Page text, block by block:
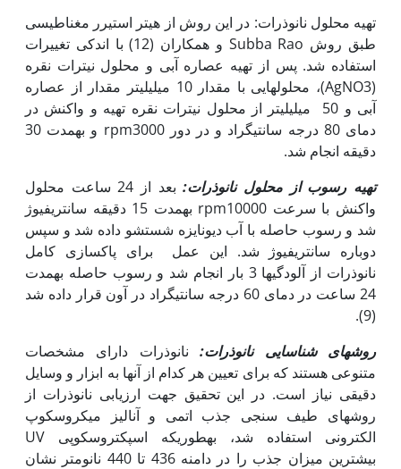
تهیه محلول نانوذرات: در این روش از هیتر استیرر مغناطیسی
طبق روش Subba Rao و همکاران (12) با اندکی تغییرات
استفاده شد. پس از تهیه عصاره آبی و محلول نیترات نقره
(AgNO3)، محلول­هایی با مقدار 10 میلی­لیتر مقدار از عصاره
آبی و 50 میلی­لیتر از محلول نیترات نقره تهیه و واکنش در
دمای 80 درجه سانتی‫گراد و در دور rpm3000 و به‫مدت 30
دقیقه انجام شد.
تهیه رسوب از محلول نانوذرات:
بعد از 24 ساعت محلول
واکنش با سرعت rpm10000 به‫مدت 15 دقیقه سانتریفیوژ
شد و رسوب حاصله با آب دیونایزه شستشو داده شد و سپس
دوباره سانتریفیوژ شد. این عمل برای پاکسازی کامل
نانوذرات از آلودگی­ها 3 بار انجام شد و رسوب حاصله به‫مدت
24 ساعت در دمای 60 درجه سانتی­گراد در آون قرار داده شد
(9).
روش­های شناسایی نانوذرات:نانوذرات دارای مشخصات
متنوعی هستند که برای تعیین هر کدام از آن‫ها به ابزار و وسایل
دقیقی نیاز است. در این تحقیق جهت ارزیابی نانوذرات از
روش­های طیف سنجی جذب اتمی و آنالیز میکروسکوپ
الکترونی استفاده شد، به‫طوری­که اسپکتروسکوپی UV
بیشترین میزان جذب را در دامنه 436 تا 440 نانومتر نشان